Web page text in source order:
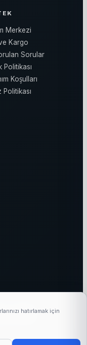
Merkezi
Kargo
Sorular
Politikası
Koşulları
Politikası
7/24hatırlamak için